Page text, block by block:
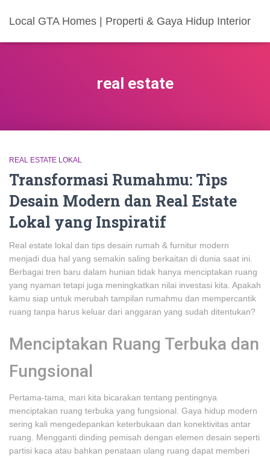
Local GTA Homes | Properti & Gaya Hidup Interior
real estate
REAL ESTATE LOKAL
Transformasi Rumahmu: Tips
Desain Modern dan Real Estate
Lokal yang Inspiratif
Real estate lokal dan tips desain rumah & furnitur modern
menjadi dua hal yang semakin saling berkaitan di dunia saat ini.
Berbagai tren baru dalam hunian tidak hanya menciptakan ruang
yang nyaman tetapi juga meningkatkan nilai investasi kita. Apakah
kamu siap untuk merubah tampilan rumahmu dan mempercantik
ruang tanpa harus keluar dari anggaran yang sudah ditentukan?
Menciptakan Ruang Terbuka dan
Fungsional
Pertama-tama, mari kita bicarakan tentang pentingnya
menciptakan ruang terbuka yang fungsional. Gaya hidup modern
sering kali mengedepankan keterbukaan dan konektivitas antar
ruang. Mengganti dinding pemisah dengan elemen desain seperti
partisi kaca atau bahkan penataan ulang ruang dapat memberi